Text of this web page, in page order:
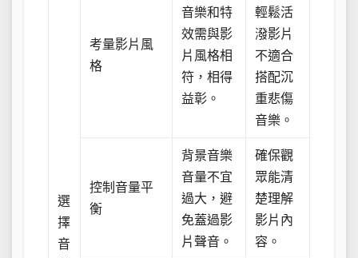
選
擇
音
考量影片風
格
音樂和特
效需與影
片風格相
符，相得
益彰。
輕鬆活
潑影片
不適合
搭配沉
重悲傷
音樂。
控制音量平
衡
背景音樂
音量不宜
過大，避
免蓋過影
片聲音。
確保觀
眾能清
楚理解
影片內
容。